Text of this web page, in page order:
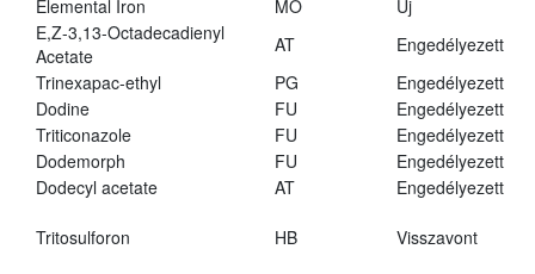
Elemental Iron
MO
Új
E,Z-3,13-Octadecadienyl
Acetate
AT
Engedélyezett
Trinexapac-ethyl
PG
Engedélyezett
Dodine
FU
Engedélyezett
Triticonazole
FU
Engedélyezett
Dodemorph
FU
Engedélyezett
Dodecyl acetate
AT Engedélyezett
Tritosulforon HB Visszavont